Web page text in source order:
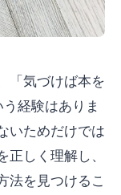
「気づけば本を
経験はありま
いためだけでは
しく理解し、
法を見つけるこ